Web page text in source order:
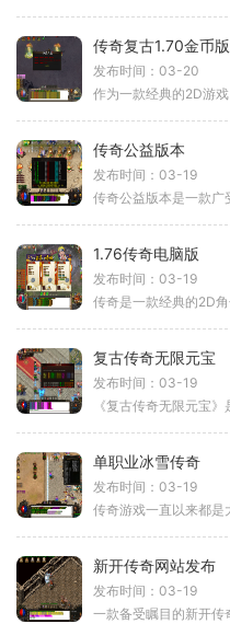
传奇复古1.70金币版
发布时间：03-20
传奇公益版本
发布时间：03-19
1.76传奇电脑版
发布时间：03-19
复古传奇无限元宝
发布时间：03-19
单职业冰雪传奇
发布时间：03-19
新开传奇网站发布
发布时间：03-19